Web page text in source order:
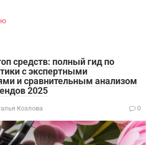
средств: полный гид по
с экспертными
и сравнительным анализом
2025
Козлова 0